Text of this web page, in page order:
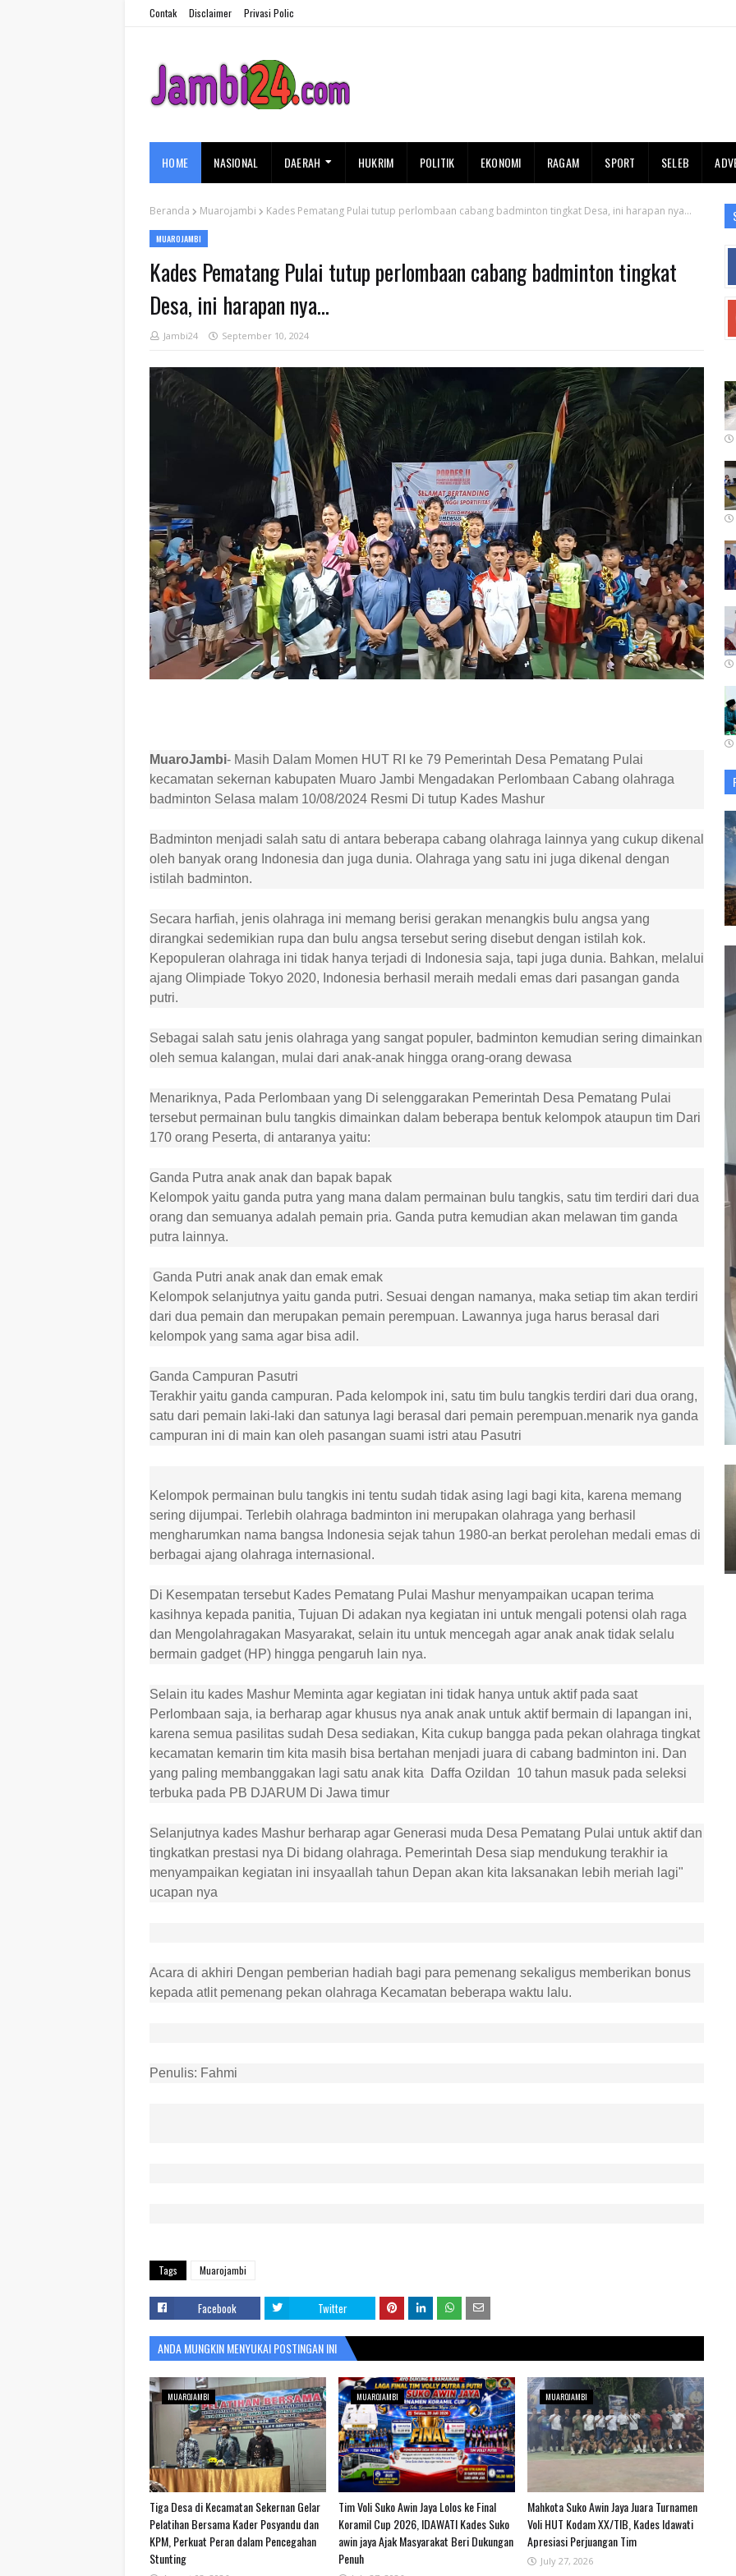
Contak Disclaimer Privasi Polic
HOME NASIONAL DAERAH HUKRIM POLITIK EKONOMI RAGAM SPORT SELEB
Beranda Muarojambi Kades Pematang Pulai tutup perlombaan cabang badminton tingkat Desa, ini harapan nya...
MUAROJAMBI
Kades Pematang Pulai tutup perlombaan cabang badminton tingkat
Desa, ini harapan nya...
Jambi24 September 10, 2024
MuaroJambi- Masih Dalam Momen HUT RI ke 79 Pemerintah Desa Pematang Pulai
kecamatan sekernan kabupaten Muaro Jambi Mengadakan Perlombaan Cabang olahraga
badminton Selasa malam 10/08/2024 Resmi Di tutup Kades Mashur
Badminton menjadi salah satu di antara beberapa cabang olahraga lainnya yang cukup dikenal
oleh banyak orang Indonesia dan juga dunia. Olahraga yang satu ini juga dikenal dengan
istilah badminton.
Secara harfiah, jenis olahraga ini memang berisi gerakan menangkis bulu angsa yang
dirangkai sedemikian rupa dan bulu angsa tersebut sering disebut dengan istilah kok.
Kepopuleran olahraga ini tidak hanya terjadi di Indonesia saja, tapi juga dunia. Bahkan, melalui
ajang Olimpiade Tokyo 2020, Indonesia berhasil meraih medali emas dari pasangan ganda
putri.
Sebagai salah satu jenis olahraga yang sangat populer, badminton kemudian sering dimainkan
oleh semua kalangan, mulai dari anak-anak hingga orang-orang dewasa
Menariknya, Pada Perlombaan yang Di selenggarakan Pemerintah Desa Pematang Pulai
tersebut permainan bulu tangkis dimainkan dalam beberapa bentuk kelompok ataupun tim Dari
170 orang Peserta, di antaranya yaitu:
Ganda Putra anak anak dan bapak bapak
Kelompok yaitu ganda putra yang mana dalam permainan bulu tangkis, satu tim terdiri dari dua
orang dan semuanya adalah pemain pria. Ganda putra kemudian akan melawan tim ganda
putra lainnya.
Ganda Putri anak anak dan emak emak
Kelompok selanjutnya yaitu ganda putri. Sesuai dengan namanya, maka setiap tim akan terdiri
dari dua pemain dan merupakan pemain perempuan. Lawannya juga harus berasal dari
kelompok yang sama agar bisa adil.
Ganda Campuran Pasutri
Terakhir yaitu ganda campuran. Pada kelompok ini, satu tim bulu tangkis terdiri dari dua orang,
satu dari pemain laki-laki dan satunya lagi berasal dari pemain perempuan.menarik nya ganda
campuran ini di main kan oleh pasangan suami istri atau Pasutri
Kelompok permainan bulu tangkis ini tentu sudah tidak asing lagi bagi kita, karena memang
sering dijumpai. Terlebih olahraga badminton ini merupakan olahraga yang berhasil
mengharumkan nama bangsa Indonesia sejak tahun 1980-an berkat perolehan medali emas di
berbagai ajang olahraga internasional.
Di Kesempatan tersebut Kades Pematang Pulai Mashur menyampaikan ucapan terima
kasihnya kepada panitia, Tujuan Di adakan nya kegiatan ini untuk mengali potensi olah raga
dan Mengolahragakan Masyarakat, selain itu untuk mencegah agar anak anak tidak selalu
bermain gadget (HP) hingga pengaruh lain nya.
Selain itu kades Mashur Meminta agar kegiatan ini tidak hanya untuk aktif pada saat
Perlombaan saja, ia berharap agar khusus nya anak anak untuk aktif bermain di lapangan ini,
karena semua pasilitas sudah Desa sediakan, Kita cukup bangga pada pekan olahraga tingkat
kecamatan kemarin tim kita masih bisa bertahan menjadi juara di cabang badminton ini. Dan
yang paling membanggakan lagi satu anak kita Daffa Ozildan 10 tahun masuk pada seleksi
terbuka pada PB DJARUM Di Jawa timur
Selanjutnya kades Mashur berharap agar Generasi muda Desa Pematang Pulai untuk aktif dan
tingkatkan prestasi nya Di bidang olahraga. Pemerintah Desa siap mendukung terakhir ia
menyampaikan kegiatan ini insyaallah tahun Depan akan kita laksanakan lebih meriah lagi"
ucapan nya
Acara di akhiri Dengan pemberian hadiah bagi para pemenang sekaligus memberikan bonus
kepada atlit pemenang pekan olahraga Kecamatan beberapa waktu lalu.
Penulis: Fahmi
Tags Muarojambi
Facebook Twitter
ANDA MUNGKIN MENYUKAI POSTINGAN INI
MUAROJAMBI
Tiga Desa di Kecamatan Sekernan Gelar
Pelatihan Bersama Kader Posyandu dan
KPM, Perkuat Peran dalam Pencegahan
Stunting
MUAROJAMBI
Tim Voli Suko Awin Jaya Lolos ke Final
Koramil Cup 2026, IDAWATI Kades Suko
awin jaya Ajak Masyarakat Beri Dukungan
Penuh
MUAROJAMBI
Mahkota Suko Awin Jaya Juara Turnamen
Voli HUT Kodam XX/TIB, Kades Idawati
Apresiasi Perjuangan Tim
July 27, 2026